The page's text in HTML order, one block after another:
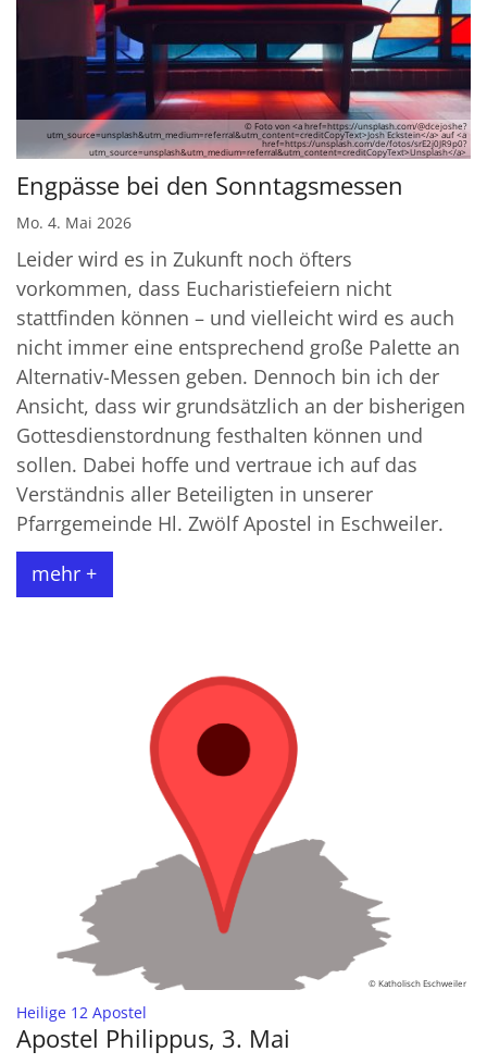
© Foto von <a href=https://unsplash.com/@dcejoshe?
utm_source=unsplash&utm_medium=referral&utm_content=creditCopyText>Josh Eckstein</a> auf <a
href=https://unsplash.com/de/fotos/srE2j0JR9p0?
utm_source=unsplash&utm_medium=referral&utm_content=creditCopyText>Unsplash</a>
Engpässe bei den Sonntagsmessen
Mo. 4. Mai 2026
Leider wird es in Zukunft noch öfters
vorkommen, dass Eucharistiefeiern nicht
stattfinden können – und vielleicht wird es auch
nicht immer eine entsprechend große Palette an
Alternativ-Messen geben. Dennoch bin ich der
Ansicht, dass wir grundsätzlich an der bisherigen
Gottesdienstordnung festhalten können und
sollen. Dabei hoffe und vertraue ich auf das
Verständnis aller Beteiligten in unserer
Pfarrgemeinde Hl. Zwölf Apostel in Eschweiler.
mehr +
© Katholisch Eschweiler
Heilige 12 Apostel
Apostel Philippus, 3. Mai